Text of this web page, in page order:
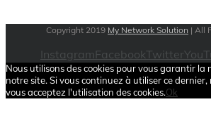
Copyright 2019 My Network Solution | All
InstagramFacebookTwitter
Nous utilisons des cookies pour vous garantir la
notre site. Si vous continuez à utiliser ce
vous acceptez l'utilisation des cookies.Ok